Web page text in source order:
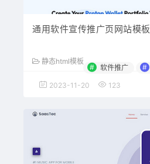
通用软件宣传推广页网站模板
静态html模板
# 软件推广 #
2023-11-20 123